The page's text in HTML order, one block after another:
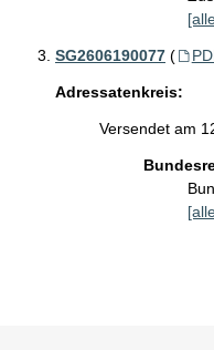
SG2606190077 (
Adressatenkreis:
Versendet am